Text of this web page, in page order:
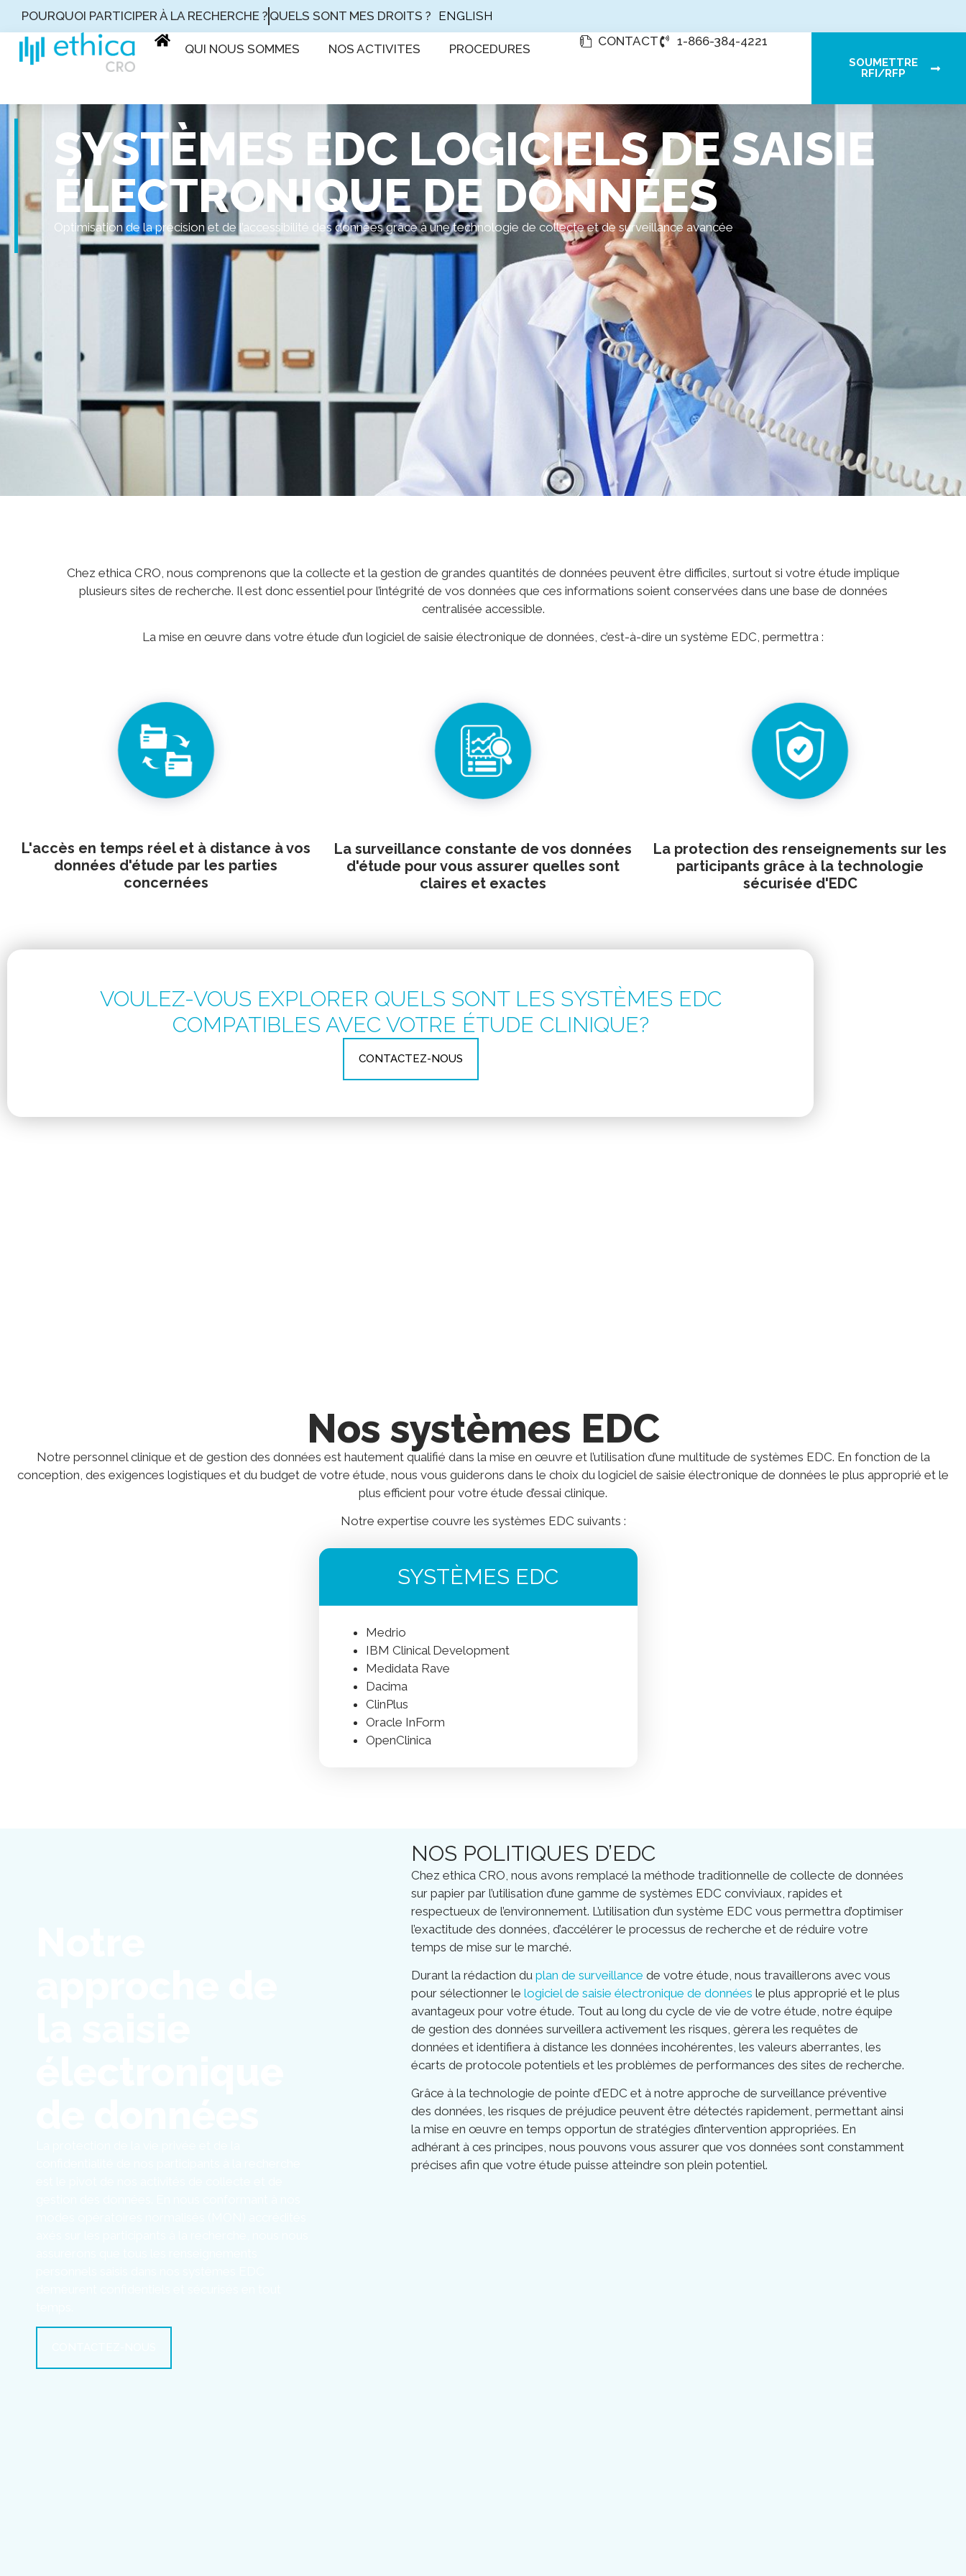
POURQUOI PARTICIPER À LA RECHERCHE ? QUELS SONT MES DROITS ? ENGLISH
QUI NOUS SOMMES NOS ACTIVITES PROCEDURES
CONTACT 1-866-384-4221
SOUMETTRE
RFI/RFP
SYSTÈMES EDC LOGICIELS DE SAISIE
ÉLECTRONIQUE DE DONNÉES
Optimisation de la précision et de l’accessibilité des données grâce à une technologie de collecte et de surveillance avancée
Chez ethica CRO, nous comprenons que la collecte et la gestion de grandes quantités de données peuvent être difficiles, surtout si votre étude implique
plusieurs sites de recherche. Il est donc essentiel pour l’intégrité de vos données que ces informations soient conservées dans une base de données
centralisée accessible.
La mise en œuvre dans votre étude d’un logiciel de saisie électronique de données, c’est-à-dire un système EDC, permettra :
L'accès en temps réel et à distance à vos
données d'étude par les parties
concernées
La surveillance constante de vos données
d'étude pour vous assurer quelles sont
claires et exactes
La protection des renseignements sur les
participants grâce à la technologie
sécurisée d'EDC
VOULEZ-VOUS EXPLORER QUELS SONT LES SYSTÈMES EDC
COMPATIBLES AVEC VOTRE ÉTUDE CLINIQUE?
CONTACTEZ-NOUS
Nos systèmes EDC
Notre personnel clinique et de gestion des données est hautement qualifié dans la mise en œuvre et l’utilisation d’une multitude de systèmes EDC. En fonction de la
conception, des exigences logistiques et du budget de votre étude, nous vous guiderons dans le choix du logiciel de saisie électronique de données le plus approprié et le
plus efficient pour votre étude d’essai clinique.
Notre expertise couvre les systèmes EDC suivants :
SYSTÈMES EDC
Medrio
IBM Clinical Development
Medidata Rave
Dacima
ClinPlus
Oracle InForm
OpenClinica
NOS POLITIQUES D’EDC
Chez ethica CRO, nous avons remplacé la méthode traditionnelle de collecte de données
sur papier par l’utilisation d’une gamme de systèmes EDC conviviaux, rapides et
respectueux de l’environnement. L’utilisation d’un système EDC vous permettra d’optimiser
l’exactitude des données, d’accélérer le processus de recherche et de réduire votre
temps de mise sur le marché.
Durant la rédaction duplan de surveillance de votre étude, nous travaillerons avec vous
pour sélectionner lelogiciel de saisie électronique de données le plus approprié et le plus
avantageux pour votre étude. Tout au long du cycle de vie de votre étude, notre équipe
de gestion des données surveillera activement les risques, gèrera les requêtes de
données et identifiera à distance les données incohérentes, les valeurs aberrantes, les
écarts de protocole potentiels et les problèmes de performances des sites de recherche.
Grâce à la technologie de pointe d’EDC et à notre approche de surveillance préventive
des données, les risques de préjudice peuvent être détectés rapidement, permettant ainsi
la mise en œuvre en temps opportun de stratégies d’intervention appropriées. En
adhérant à ces principes, nous pouvons vous assurer que vos données sont constamment
précises afin que votre étude puisse atteindre son plein potentiel.